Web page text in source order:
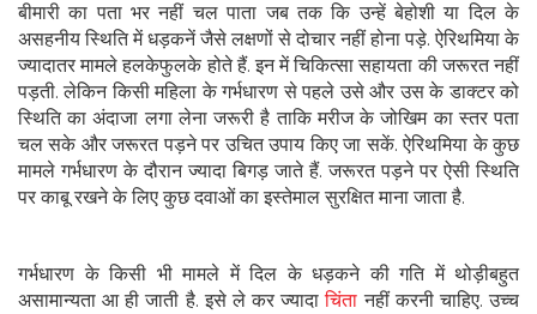
बीमारी का पता भर नहीं चल पाता जब तक कि उन्हें बेहोशी या दिल के
असहनीय स्थिति में धड़कनें जैसे लक्षणों से दोचार नहीं होना पड़े. ऐरिथमिया के
ज्यादातर मामले हलकेफुलके होते हैं. इन में चिकित्सा सहायता की जरूरत नहीं
पड़ती. लेकिन किसी महिला के गर्भधारण से पहले उसे और उस के डाक्टर को
स्थिति का अंदाजा लगा लेना जरूरी है ताकि मरीज के जोखिम का स्तर पता
चल सके और जरूरत पड़ने पर उचित उपाय किए जा सकें. ऐरिथमिया के कुछ
मामले गर्भधारण के दौरान ज्यादा बिगड़ जाते हैं. जरूरत पड़ने पर ऐसी स्थिति
पर काबू रखने के लिए कुछ दवाओं का इस्तेमाल सुरक्षित माना जाता है.
गर्भधारण के किसी भी मामले में दिल के धड़कने की गति में थोड़ीबहुत
असामान्यता आ ही जाती है. इसे ले कर ज्यादाचिंता नहीं करनी चाहिए. उच्च